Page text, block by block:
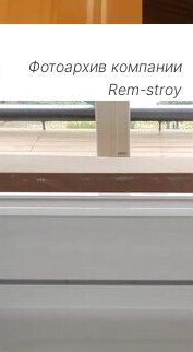
Фотоархив компании
Rem-stroy